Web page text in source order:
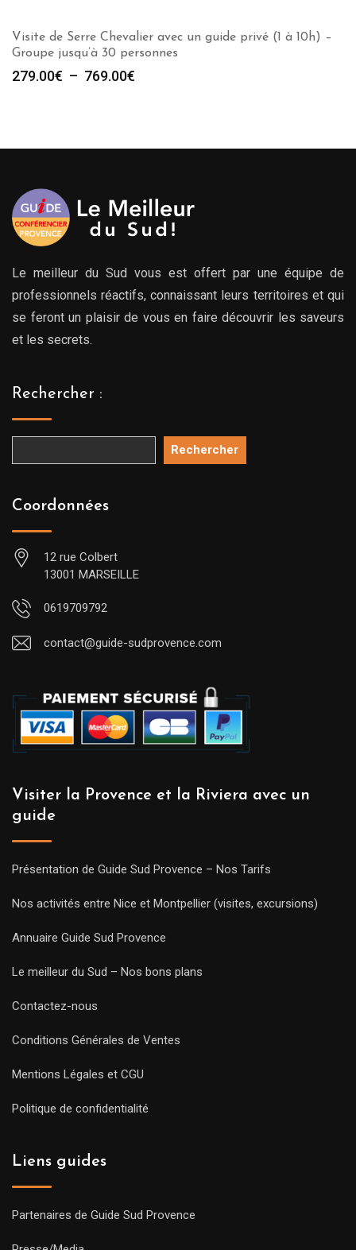
Visite de Serre Chevalier avec un guide privé (1 à 10h) –
Groupe jusqu’à 30 personnes
279.00€ – 769.00€
à
Le meilleur du Sud vous est offert par une équipe de
professionnels réactifs, connaissant leurs territoires et qui
se feront un plaisir de vous en faire découvrir les saveurs
et les secrets.
Rechercher :
Rechercher
Coordonnées
12 rue Colbert
13001 MARSEILLE
0619709792
contact@guide-sudprovence.com
Visiter la Provence et la Riviera avec un
guide
Présentation de Guide Sud Provence – Nos Tarifs
Nos activités entre Nice et Montpellier (visites, excursions)
Annuaire Guide Sud Provence
Le meilleur du Sud – Nos bons plans
Contactez-nous
Conditions Générales de Ventes
Mentions Légales et CGU
Politique de confidentialité
Liens guides
Partenaires de Guide Sud Provence